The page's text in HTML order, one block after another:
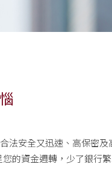
法安全又迅速、高保密
的資金週轉，少了銀行